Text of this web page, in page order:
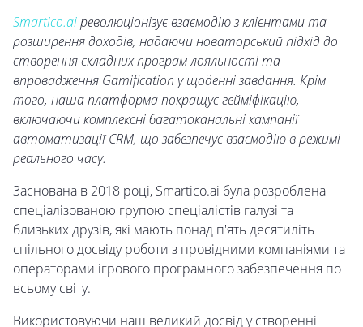
Smartico.aiреволюціонізує взаємодію з клієнтами та
розширення доходів, надаючи новаторський підхід до
створення складних програм лояльності та
впровадження Gamification у щоденні завдання. Крім
того, наша платформа покращує гейміфікацію,
включаючи комплексні багатоканальні кампанії
автоматизації CRM, що забезпечує взаємодію в режимі
реального часу.
Заснована в 2018 році, Smartico.ai була розроблена
спеціалізованою групою спеціалістів галузі та
близьких друзів, які мають понад п'ять десятиліть
спільного досвіду роботи з провідними компаніями та
операторами ігрового програмного забезпечення по
всьому світу.
Використовуючи наш великий досвід у створенні